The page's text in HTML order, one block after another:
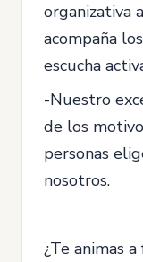
organizativa
acompaña
escucha
-Nuestro
de los
personas
nosotros.
¿Te animas